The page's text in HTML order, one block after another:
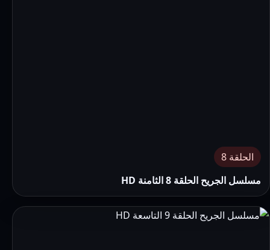
الحلقة 8
مسلسل الجريح الحلقة 8 الثامنة HD